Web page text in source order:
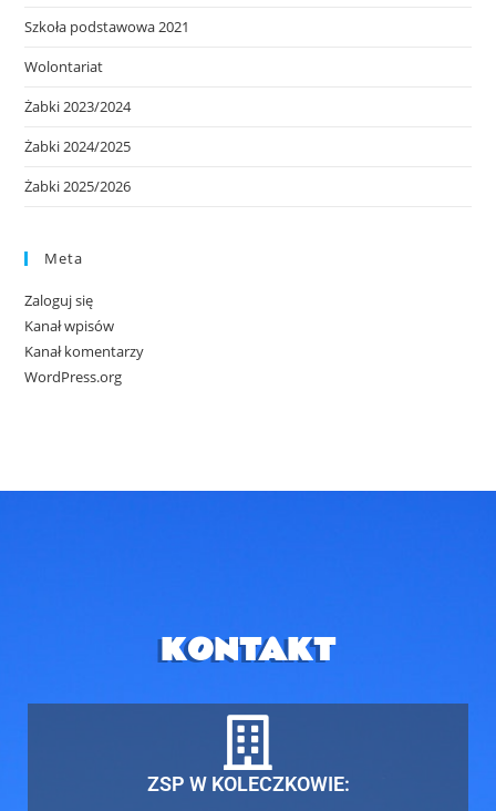
Szkoła podstawowa 2021
Wolontariat
Żabki 2023/2024
Żabki 2024/2025
Żabki 2025/2026
Meta
Zaloguj się
Kanał wpisów
Kanał komentarzy
WordPress.org
KONTAKT
ZSP W KOLECZKOWIE: